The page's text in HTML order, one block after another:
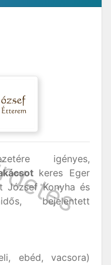
igényes,
keres Eger
József Konyha és
bejelentett
ebéd, vacsora)